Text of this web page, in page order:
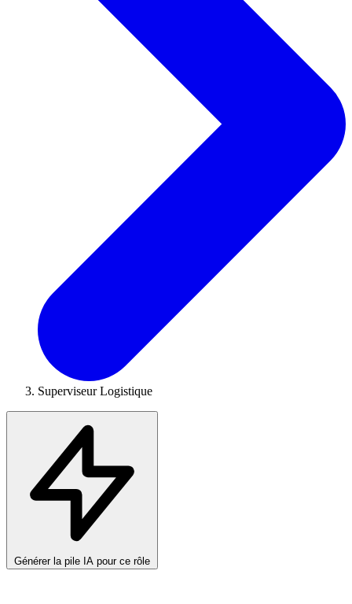
Superviseur Logistique
Générer la pile IA pour ce rôle